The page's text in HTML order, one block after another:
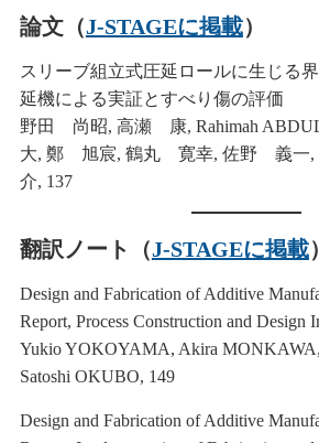
論文（J-STAGEに掲載）
スリーブ組立式圧延ロールに生じる
延機による実証とすべり傷の評価
野田 尚昭, 高瀬 康, Rahimah
大, 鄭 旭宸, 鶴丸 寛幸, 佐野 義
介, 137
翻訳ノート（J-STAGEに掲載）
Design and Fabrication of Additive
Report, Process Construction and Design
Yukio YOKOYAMA, Akira
Satoshi OKUBO, 149
Design and Fabrication of Additive